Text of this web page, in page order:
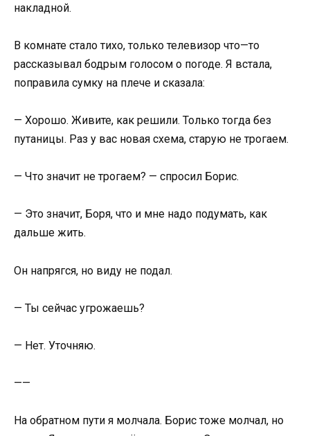
накладной.
В комнате стало тихо, только телевизор что—то
рассказывал бодрым голосом о погоде. Я встала,
поправила сумку на плече и сказала:
— Хорошо. Живите, как решили. Только тогда без
путаницы. Раз у вас новая схема, старую не трогаем.
— Что значит не трогаем? — спросил Борис.
— Это значит, Боря, что и мне надо подумать, как
дальше жить.
Он напрягся, но виду не подал.
— Ты сейчас угрожаешь?
— Нет. Уточняю.
——
На обратном пути я молчала. Борис тоже молчал, но